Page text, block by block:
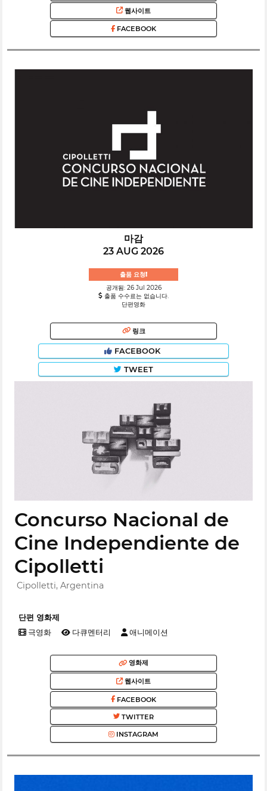
웹사이트
FACEBOOK
마감
23 AUG 2026
출품 요청!
공개됨: 26 Jul 2026
출품 수수료는 없습니다.
단편영화
링크
FACEBOOK
TWEET
Concurso Nacional de
Cine Independiente de
Cipolletti
Cipolletti, Argentina
단편 영화제
극영화 다큐멘터리 애니메이션
영화제
웹사이트
FACEBOOK
TWITTER
INSTAGRAM